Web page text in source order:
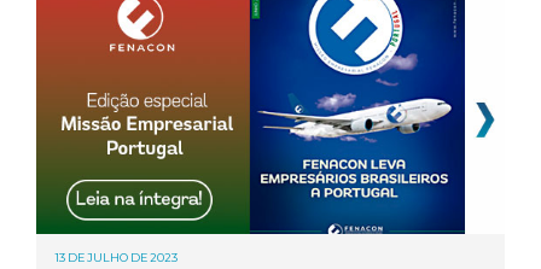
13 DE JULHO DE 2023